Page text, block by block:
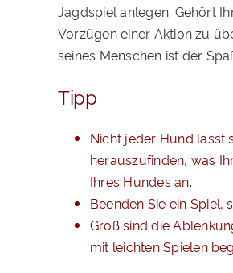
Jagdspiel anlegen. Gehört
Vorzügen einer Aktion zu
seines Menschen ist der
Tipp
Nicht jeder Hund lässt
herauszufinden, was
Ihres Hundes an.
Beenden Sie ein Spiel,
Groß sind die
mit leichten Spielen